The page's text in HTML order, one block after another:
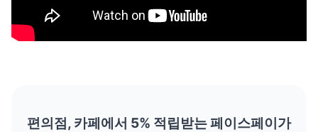
편의점, 카페에서 5% 적립받는 페이스페이가